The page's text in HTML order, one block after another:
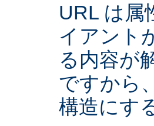
URL は属
イアント
る内容が
ですから
構造にす